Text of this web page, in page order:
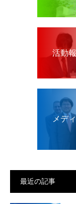
活動
メデ
最近の記事